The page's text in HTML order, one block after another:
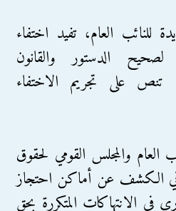
للنائب العام، تفيد اختفاء
لصحيح الدستور والقانون
تنص على تجريم الاختفاء
العام والمجلس القومي لحقوق
في الكشف عن أماكن احتجاز
في الانتهاكات المتكررة بحق